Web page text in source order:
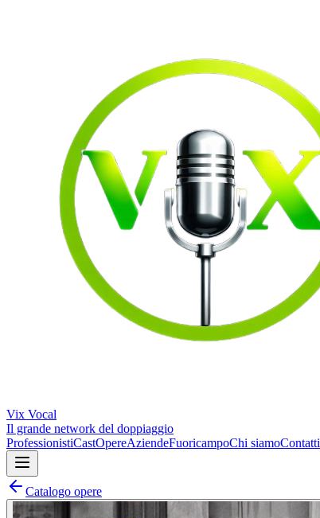
Vix Vocal
Il grande network del doppiaggio
ProfessionistiCastOpereAziendeFuoricampoChi siamoContatti
Catalogo opere